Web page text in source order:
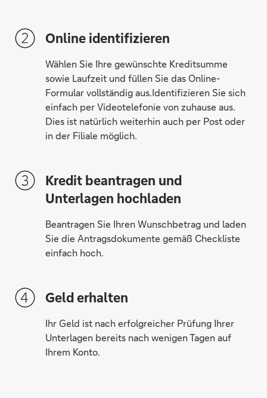
Online identifizieren
Wählen Sie Ihre gewünschte Kreditsumme
sowie Laufzeit und füllen Sie das Online-
Formular vollständig aus.Identifizieren Sie sich
einfach per Videotelefonie von zu­hause aus.
Dies ist natür­lich weiter­hin auch per Post oder
in der Filiale möglich.
Kredit beantragen und
Unterlagen hochladen
Beantragen Sie Ihren Wunschbetrag und laden
Sie die Antragsdokumente gemäß Checkliste
einfach hoch.
Geld erhalten
Ihr Geld ist nach erfolgreicher Prüfung Ihrer
Unterlagen bereits nach wenigen Tagen auf
Ihrem Konto.